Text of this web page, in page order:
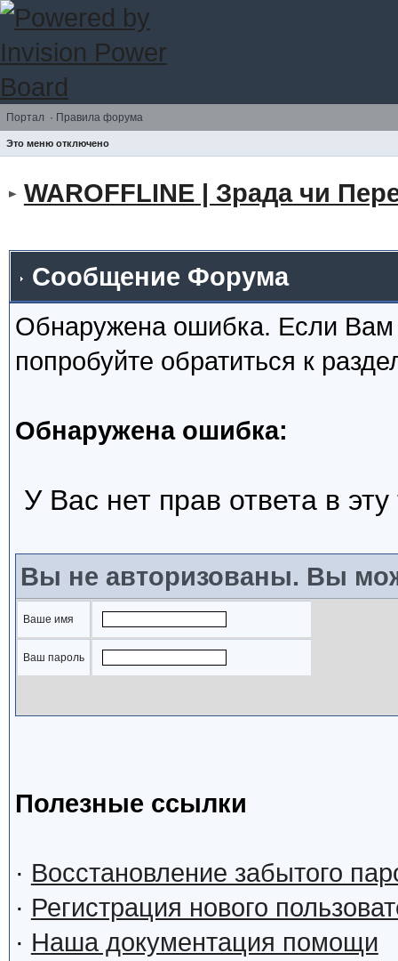
Портал · Правила форума
Это меню отключено
WAROFFLINE | Зрада чи
Сообщение Форума
Обнаружена ошибка. Если
попробуйте обратиться к
Обнаружена ошибка:
У Вас нет прав ответа в
Вы не авторизованы. Вы
Ваше имя
Ваш пароль
Полезные ссылки
· Восстановление забытого
· Регистрация нового
· Наша документация помощи